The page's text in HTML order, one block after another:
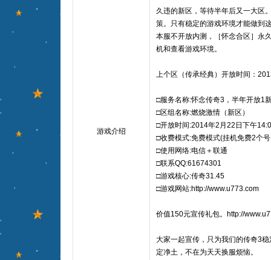
游戏介绍
久违的新区，等待半年后又一大区
策。只有稳定的游戏环境才能做到
本服不开放内测，［怀念合区］永
机和查看游戏环境。
上个区（传承经典）开放时间：
□服务名称:怀念传奇3，半年开放1
□区组名称:燃烧激情（新区）
□开放时间:2014年2月22日下午
□收费模式:免费模式(挂机免费2个
□使用网络:电信＋联通
□联系QQ:61674301
□游戏核心:传奇31.45
□游戏网站:http://www.u773.com
价值150元宣传礼包。http://
大家一起宣传，只为我们的传奇3
定净土，不在为天天换服烦恼。